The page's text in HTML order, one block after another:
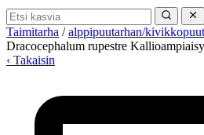
Taimitarha / alppipuutarhan/
Dracocephalum rupestre
‹ Takaisin